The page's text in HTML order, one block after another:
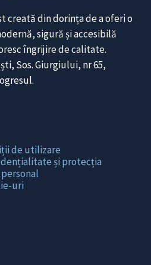
creată din dorința de a oferi o
sigură și accesibilă
îngrijire de calitate.
Sos. Giurgiului, nr 65,
de utilizare
și protecția
uri